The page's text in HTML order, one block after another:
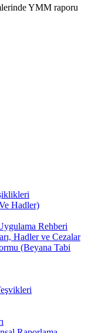
YMM raporu
Hadler)
Rehberi
Hadler ve Cezalar
(Beyana Tabi